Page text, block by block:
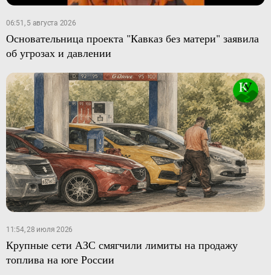
06:51, 5 августа 2026
Основательница проекта "Кавказ без матери" заявила
об угрозах и давлении
11:54, 28 июля 2026
Крупные сети АЗС смягчили лимиты на продажу
топлива на юге России